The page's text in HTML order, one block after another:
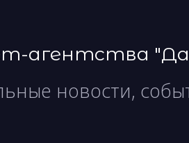
агентства
новости,